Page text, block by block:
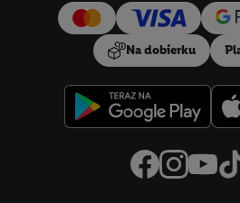
Na dobierku
používanie potrebných technológií.
vyjadríte súhlas so spracúvaním na
Ďalšie informácie vrátane informácií o
údajov a Vašom práve kedykoľvek
do budúcnosti nájdete v našich
.Imprint nájdete tu.